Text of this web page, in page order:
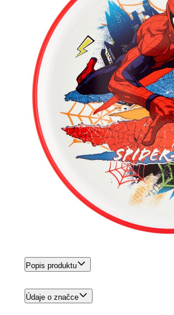
Popis produktu
Údaje o značce